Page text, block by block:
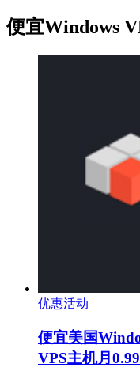
便宜Windows
优惠活动
便宜美国
VPS主机月